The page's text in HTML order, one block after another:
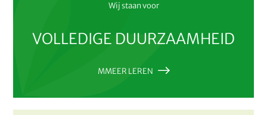
Wij staan voor
VOLLEDIGE DUURZAAMHEID
MMEER LEREN